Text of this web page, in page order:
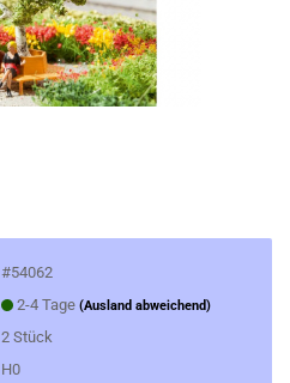
#54062
2-4 Tage (Ausland abweichend)
2 Stück
H0